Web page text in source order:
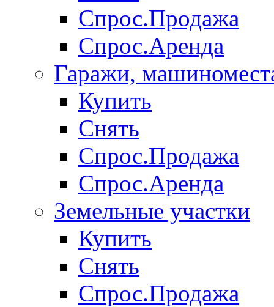
Спрос.Продажа
Спрос.Аренда
Гаражи,
Купить
Снять
Спрос.Продажа
Спрос.Аренда
Земельные участки
Купить
Снять
Спрос.Продажа